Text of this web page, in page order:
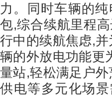
力。同时车辆的
包,综合续航里程
行中的续航焦虑,
辆的外放电功能更
量站,轻松满足户
供电等多元化场